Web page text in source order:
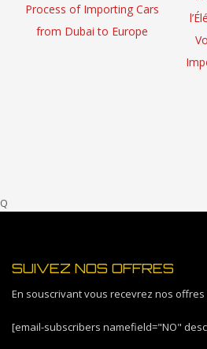
Process of Importing Cars
from Dubai to Europe
Q
SUIVEZ NOS OFFRES
En souscrivant vous recevrez nos offres
[email-subscribers namefield="NO"